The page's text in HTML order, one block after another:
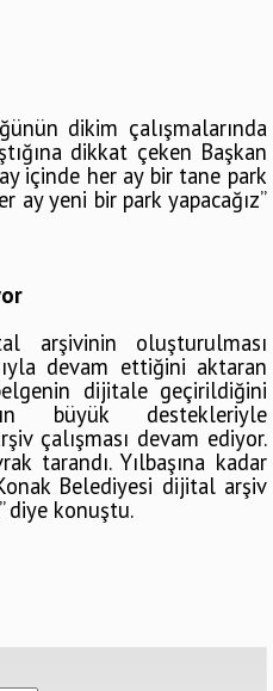
dikim çalışmalarında
dikkat çeken Başkan
içinde her ay bir tane park
ay yeni bir park yapacağız”
arşivinin oluşturulması
devam ettiğini aktaran
dijitale geçirildiğini
büyük destekleriyle
çalışması devam ediyor.
tarandı. Yılbaşına kadar
Belediyesi dijital arşiv
diye konuştu.